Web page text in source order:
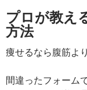
プロが教え
方法
痩せるなら腹筋よ
間違ったフォーム